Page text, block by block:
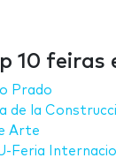
10 feiras
Prado
de la
Arte
Feria